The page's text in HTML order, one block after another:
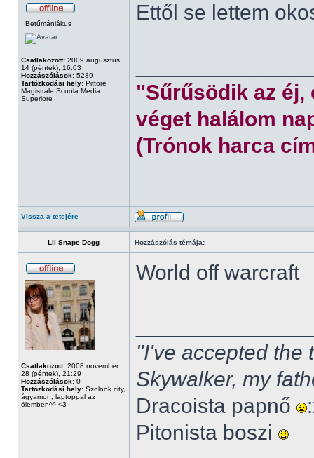
Betűmániákus
Csatlakozott: 2009 augusztus
14 (péntek), 16:03
Hozzászólások: 5239
Tartózkodási hely: Pittore
Magistrale Scuola Media
Superiore
Ettől se lettem
"Sűrűsödik az éj,
véget halálom
(Trónok harca
Vissza a tetejére
Lil Snape Dogg Hozzászólás témája:
Csatlakozott: 2008 november
28 (péntek), 21:29
Hozzászólások: 0
Tartózkodási hely: Szolnok city,
ágyamon, laptoppal az
ölemben^^ <3
World off warcraft
"I've accepted the
Skywalker, my
Dracoista papnő
Pitonista boszi